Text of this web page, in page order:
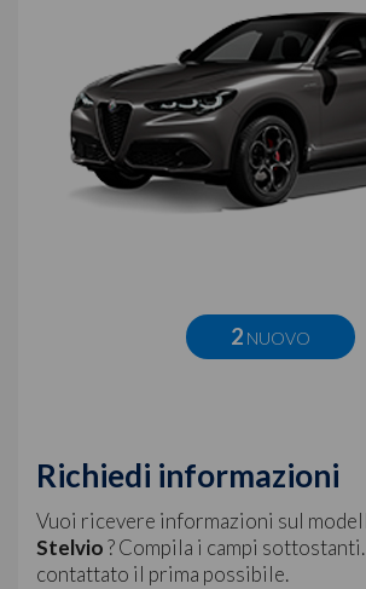
2 NUOVO
Richiedi informazioni
Vuoi ricevere informazioni sul
Stelvio? Compila i campi
contattato il prima possibile.